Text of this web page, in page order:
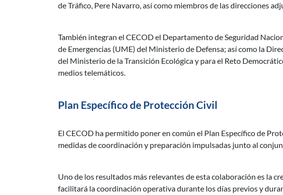
de Tráfico, Pere Navarro, así como miembros de las direcciones
También integran el CECOD el Departamento de Seguridad
de Emergencias (UME) del Ministerio de Defensa; así como la
del Ministerio de la Transición Ecológica y para el Reto
medios telemáticos.
Plan Específico de Protección Civil
El CECOD ha permitido poner en común el Plan Específico de
medidas de coordinación y preparación impulsadas junto al
Uno de los resultados más relevantes de esta colaboración es la
facilitará la coordinación operativa durante los días previos y